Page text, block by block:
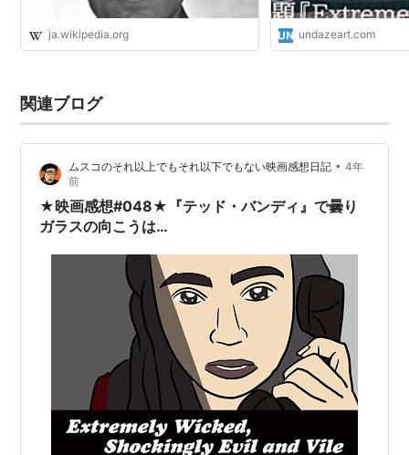
ja.wikipedia.org undazeart.com
関連ブログ
ムスコのそれ以上でもそれ以下でもない映画感想日記 • 4年
前
★映画感想#048★『テッド・バンディ』で曇り
ガラスの向こうは…